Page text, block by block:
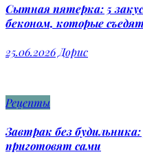
Сытная пятерка: 5
беконом, которые
25.06.2026 Дорис
Рецепты
Завтрак без
приготовят сами